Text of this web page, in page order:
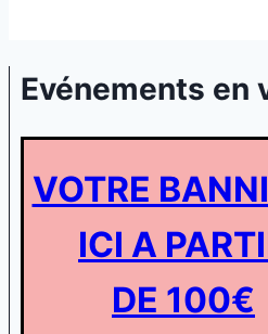
Evénements en
VOTRE
ICI A
DE 100€